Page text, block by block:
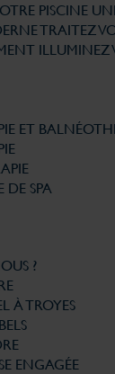
PISCINE
TRAITEZ
ILLUMINEZ
ET
DE SPA
?
À TROYES
ENGAGÉE